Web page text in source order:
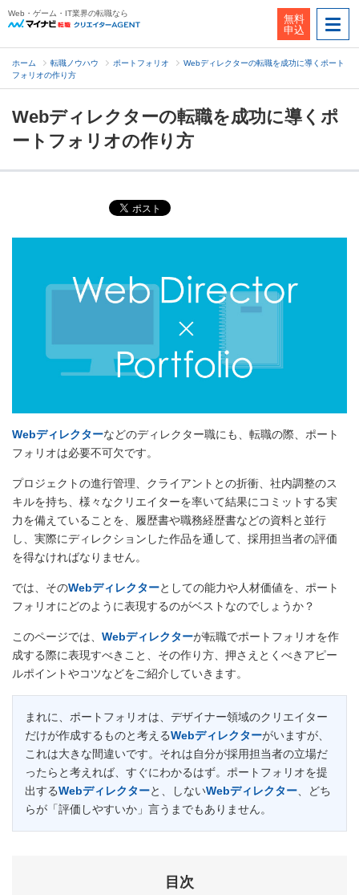
Web・ゲーム・IT業界の転職なら
無料
申込
ホーム 転職ノウハウ ポートフォリオ
Webディレクターの転職を成功に導くポート
フォリオの作り方
Webディレクターの転職を成功に導くポ
ートフォリオの作り方
Webディレクターなどのディレクター職にも、転職の際、ポート
フォリオは必要不可欠です。
プロジェクトの進行管理、クライアントとの折衝、社内調整のス
キルを持ち、様々なクリエイターを率いて結果にコミットする実
力を備えていることを、履歴書や職務経歴書などの資料と並行
し、実際にディレクションした作品を通して、採用担当者の評価
を得なければなりません。
では、そのWebディレクターとしての能力や人材価値を、ポート
フォリオにどのように表現するのがベストなのでしょうか？
このページでは、 Webディレクターが転職でポートフォリオを作
成する際に表現すべきこと、その作り方、押さえとくべきアピー
ルポイントやコツなどをご紹介していきます。
まれに、ポートフォリオは、デザイナー領域のクリエイター
だけが作成するものと考えるWebディレクターがいますが、
これは大きな間違いです。それは自分が採用担当者の立場だ
ったらと考えれば、すぐにわかるはず。ポートフォリオを提
出するWebディレクターと、しないWebディレクター、どち
らが「評価しやすいか」言うまでもありません。
目次